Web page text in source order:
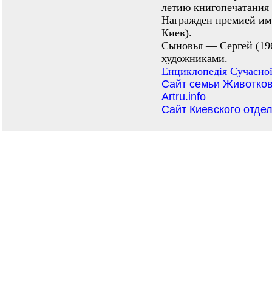
летию
Награжден премией
Киев).
Сыновья — Сергей
художниками.
Енциклопедiя
Сайт семьи
Artru.info
Сайт Киевского